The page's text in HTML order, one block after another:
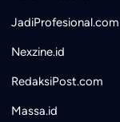
JadiProfesional.com
Nexzine.id
RedaksiPost.com
Massa.id